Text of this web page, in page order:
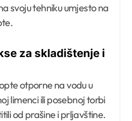
svoju tehniku umjesto na
za skladištenje i
otporne na vodu u
limenci ili posebnoj torbi
od prašine i prljavštine.